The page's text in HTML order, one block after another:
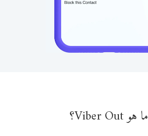
ما هو Viber Out؟